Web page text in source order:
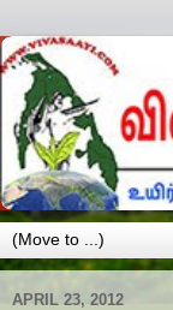
APRIL 23, 2012